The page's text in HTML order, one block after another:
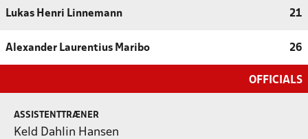
Lukas Henri Linnemann 21
Alexander Laurentius Maribo 26
OFFICIALS
ASSISTENTTRÆNER
Keld Dahlin Hansen